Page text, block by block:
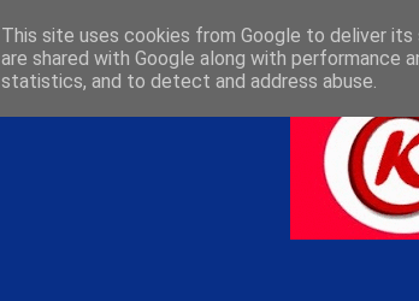
This site uses cookies from Google to deliver
are shared with Google along with performance
statistics, and to detect and address abuse.